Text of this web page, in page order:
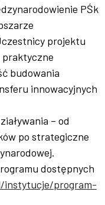
PŚk
projektu
praktyczne
budowania
innowacyjnych
– od
po strategiczne
dostępnych
program-